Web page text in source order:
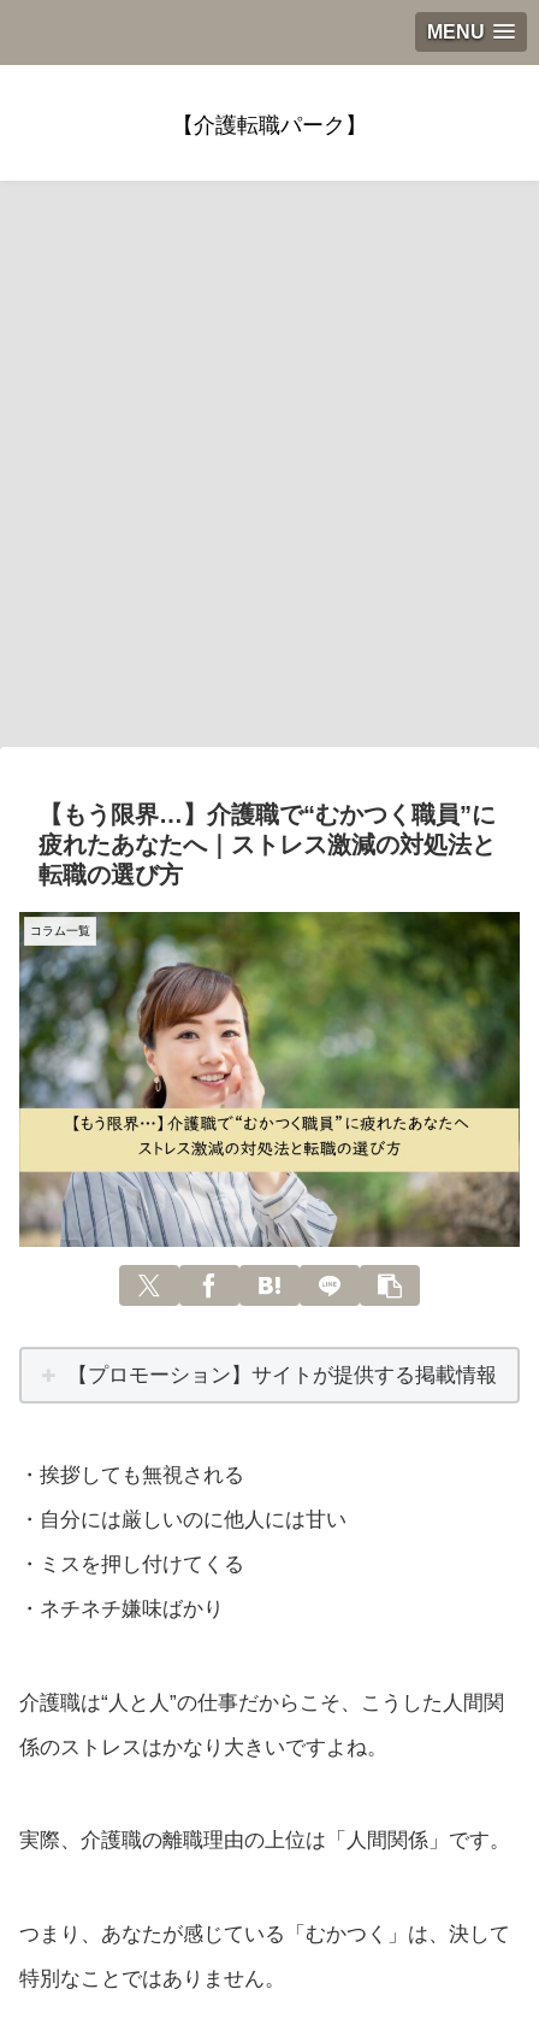
MENU
【介護転職パーク】
【もう限界…】介護職で“むかつく職員”に
疲れたあなたへ｜ストレス激減の対処法と
転職の選び方
コラム一覧
【プロモーション】サイトが提供する掲載情報
・挨拶しても無視される
・自分には厳しいのに他人には甘い
・ミスを押し付けてくる
・ネチネチ嫌味ばかり
介護職は“人と人”の仕事だからこそ、こうした人間関
係のストレスはかなり大きいですよね。
実際、介護職の離職理由の上位は「人間関係」です。
つまり、あなたが感じている「むかつく」は、決して
特別なことではありません。